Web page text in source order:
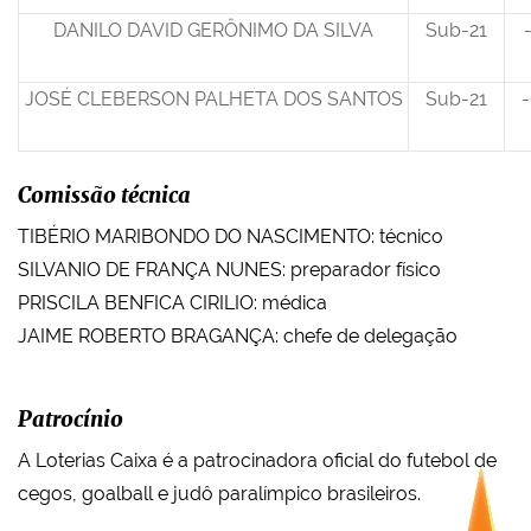
DANILO DAVID GERÔNIMO DA SILVA Sub-21
JOSÉ CLEBERSON PALHETA DOS SANTOS Sub-21
Comissão técnica
TIBÉRIO MARIBONDO DO NASCIMENTO: técnico
SILVANIO DE FRANÇA NUNES: preparador físico
PRISCILA BENFICA CIRILIO: médica
JAIME ROBERTO BRAGANÇA: chefe de delegação
Patrocínio
A Loterias Caixa é a patrocinadora oficial do futebol de
cegos, goalball e judô paralímpico brasileiros.